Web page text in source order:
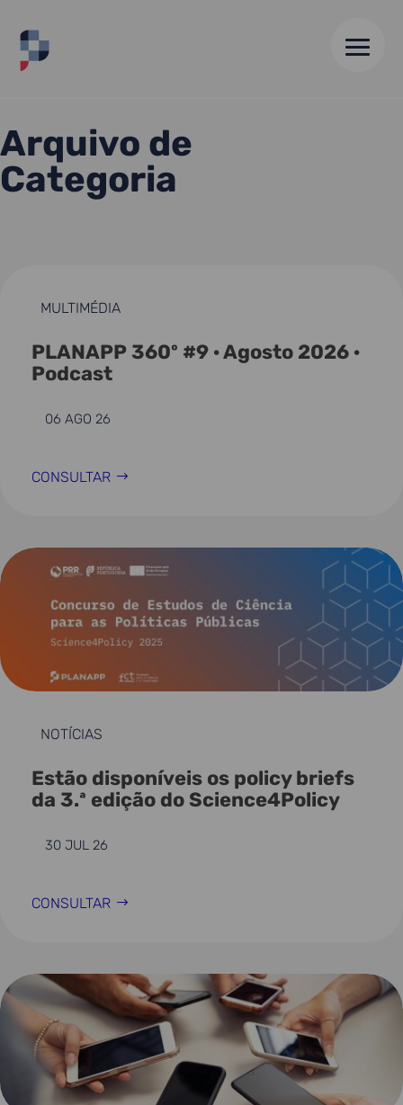
HOME
Arquivo de
Categoria
MULTIMÉDIA
PLANAPP 360º #9 · Agosto 2026 ·
Podcast
06 AGO 26
CONSULTAR
NOTÍCIAS
Estão disponíveis os policy briefs
da 3.ª edição do Science4Policy
30 JUL 26
CONSULTAR